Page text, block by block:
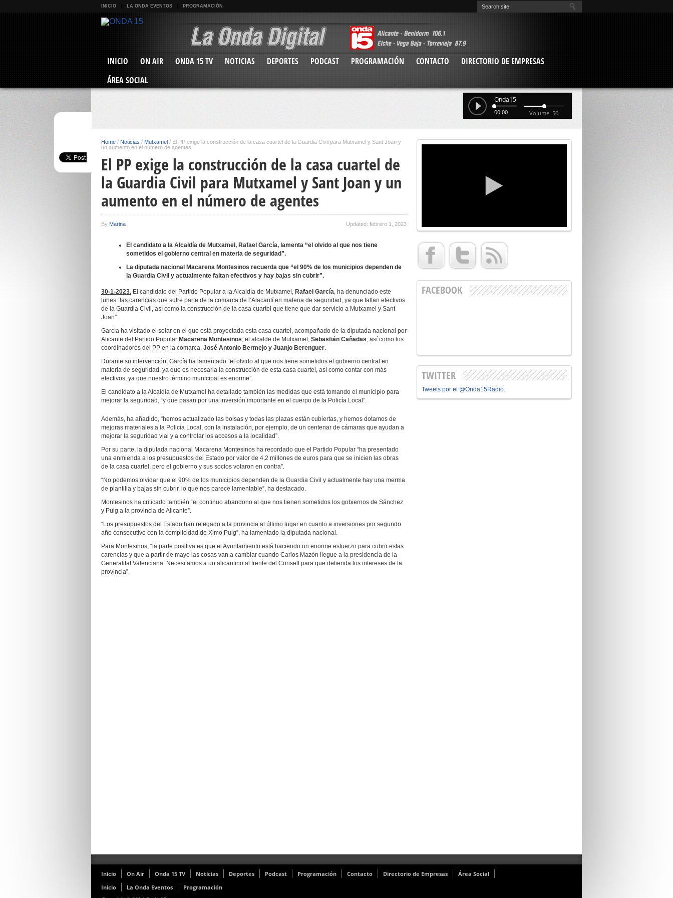
INICIO LA ONDA EVENTOS PROGRAMACIÓN
INICIO ON AIR ONDA 15 TV NOTICIAS DEPORTES PODCAST PROGRAMACIÓN CONTACTO
DIRECTORIO DE EMPRESAS
ÁREA SOCIAL
Onda15
00:00 Volume: 50
Home / Noticias / Mutxamel / El PP exige la construcción de la casa cuartel de la Guardia Civil para Mutxamel y Sant Joan y
un aumento en el número de agentes
El PP exige la construcción de la casa cuartel de
la Guardia Civil para Mutxamel y Sant Joan y un
aumento en el número de agentes
By Marina Updated: febrero 1, 2023
El candidato a la Alcaldía de Mutxamel, Rafael García, lamenta “el olvido al que nos tiene
sometidos el gobierno central en materia de seguridad”.
La diputada nacional Macarena Montesinos recuerda que “el 90% de los municipios dependen de
la Guardia Civil y actualmente faltan efectivos y hay bajas sin cubrir”.
30-1-2023. El candidato del Partido Popular a la Alcaldía de Mutxamel, Rafael García, ha denunciado este
lunes “las carencias que sufre parte de la comarca de l’Alacantí en materia de seguridad, ya que faltan efectivos
de la Guardia Civil, así como la construcción de la casa cuartel que tiene que dar servicio a Mutxamel y Sant
Joan”.
García ha visitado el solar en el que está proyectada esta casa cuartel, acompañado de la diputada nacional por
Alicante del Partido Popular Macarena Montesinos, el alcalde de Mutxamel, Sebastián Cañadas, así como los
coordinadores del PP en la comarca, José Antonio Bermejo y Juanjo Berenguer.
Durante su intervención, García ha lamentado “el olvido al que nos tiene sometidos el gobierno central en
materia de seguridad, ya que es necesaria la construcción de esta casa cuartel, así como contar con más
efectivos, ya que nuestro término municipal es enorme”.
El candidato a la Alcaldía de Mutxamel ha detallado también las medidas que está tomando el municipio para
mejorar la seguridad, “y que pasan por una inversión importante en el cuerpo de la Policía Local”.
Además, ha añadido, “hemos actualizado las bolsas y todas las plazas están cubiertas, y hemos dotamos de
mejoras materiales a la Policía Local, con la instalación, por ejemplo, de un centenar de cámaras que ayudan a
mejorar la seguridad vial y a controlar los accesos a la localidad”.
Por su parte, la diputada nacional Macarena Montesinos ha recordado que el Partido Popular “ha presentado
una enmienda a los presupuestos del Estado por valor de 4,2 millones de euros para que se inicien las obras
de la casa cuartel, pero el gobierno y sus socios votaron en contra”.
“No podemos olvidar que el 90% de los municipios dependen de la Guardia Civil y actualmente hay una merma
de plantilla y bajas sin cubrir, lo que nos parece lamentable”, ha destacado.
Montesinos ha criticado también “el continuo abandono al que nos tienen sometidos los gobiernos de Sánchez
y Puig a la provincia de Alicante”.
“Los presupuestos del Estado han relegado a la provincia al último lugar en cuanto a inversiones por segundo
año consecutivo con la complicidad de Ximo Puig”, ha lamentado la diputada nacional.
Para Montesinos, “la parte positiva es que el Ayuntamiento está haciendo un enorme esfuerzo para cubrir estas
carencias y que a partir de mayo las cosas van a cambiar cuando Carlos Mazón llegue a la presidencia de la
Generalitat Valenciana. Necesitamos a un alicantino al frente del Consell para que defienda los intereses de la
provincia”.
FACEBOOK
TWITTER
Tweets por el @Onda15Radio.
Inicio On Air Onda 15 TV Noticias Deportes Podcast Programación Contacto Directorio de Empresas
Área Social
Inicio
La Onda Eventos Programación